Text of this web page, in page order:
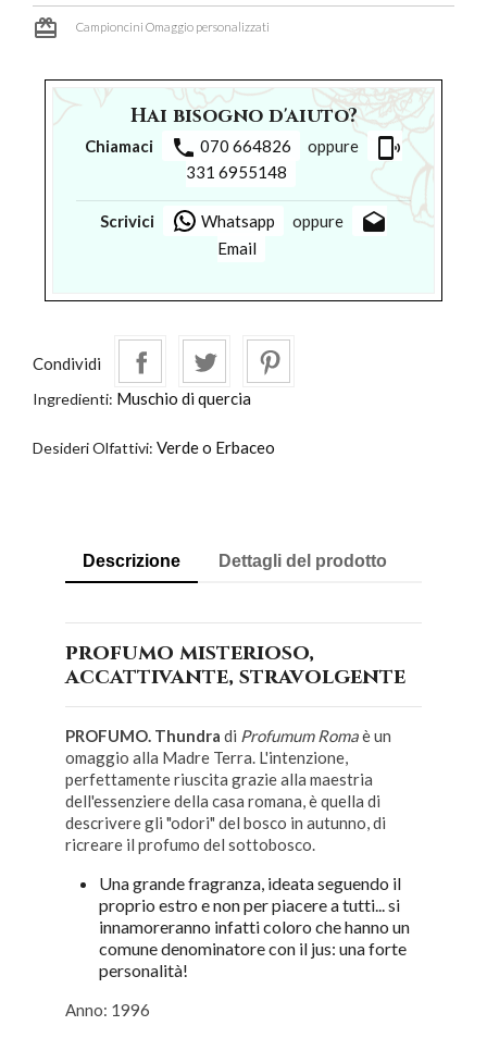
card_giftcard Campioncini Omaggio personalizzati
Hai bisogno d'aiuto?
Chiamaci phone 070 664826 oppure phonelink_ring
331 6955148
Scrivici Whatsapp oppure drafts
Email
Condividi
Ingredienti: Muschio di quercia
Desideri Olfattivi: Verde o Erbaceo
Descrizione Dettagli del prodotto
profumo misterioso,
accattivante, stravolgente
PROFUMO. Thundra di Profumum Romaè un
omaggio alla Madre Terra. L'intenzione,
perfettamente riuscita grazie alla maestria
dell'essenziere della casa romana, è quella di
descrivere gli "odori" del bosco in autunno, di
ricreare il profumo del sottobosco.
Una grande fragranza, ideata seguendo il
proprio estro e non per piacere a tutti... si
innamoreranno infatti coloro che hanno un
comune denominatore con il jus: una forte
personalità!
Anno: 1996